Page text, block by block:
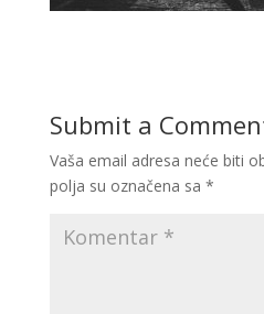
Submit a
Vaša email adresa neće biti
polja su označena sa *